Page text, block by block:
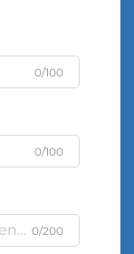
0/100
0/100
0/200